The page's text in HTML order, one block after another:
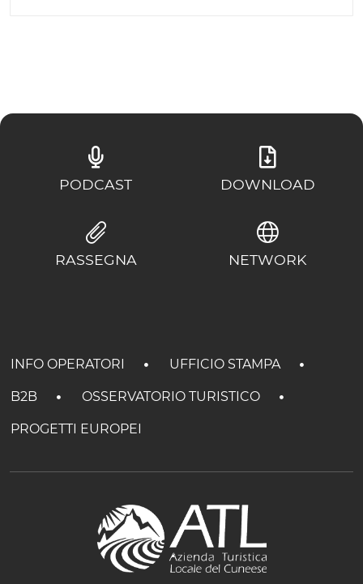
PODCAST DOWNLOAD
RASSEGNA NETWORK
INFO OPERATORI UFFICIO STAMPA
B2B OSSERVATORIO TURISTICO
PROGETTI EUROPEI